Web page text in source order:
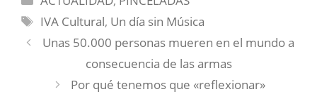
Etiquetas
IVA Cultural, Un día sin Música
Unas 50.000 personas mueren en el mundo a
consecuencia de las armas
Por qué tenemos que «reflexionar»